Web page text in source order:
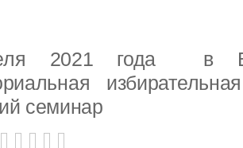
2021 года в
семинар